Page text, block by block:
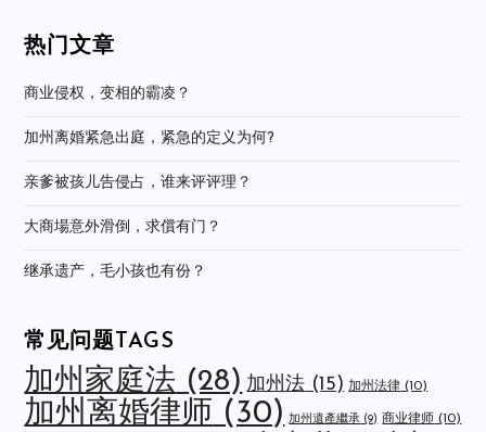
热门文章
商业侵权，变相的霸凌？
加州离婚紧急出庭，紧急的定义为何?
亲爹被孩儿告侵占，谁来评评理？
大商場意外滑倒，求償有门？
继承遗产，毛小孩也有份？
常见问题TAGS
加州家庭法 (28) 加州法 (15) 加州法律 (10)
加州离婚律师 (30) 加州遺產繼承 (9) 商业律师 (10)